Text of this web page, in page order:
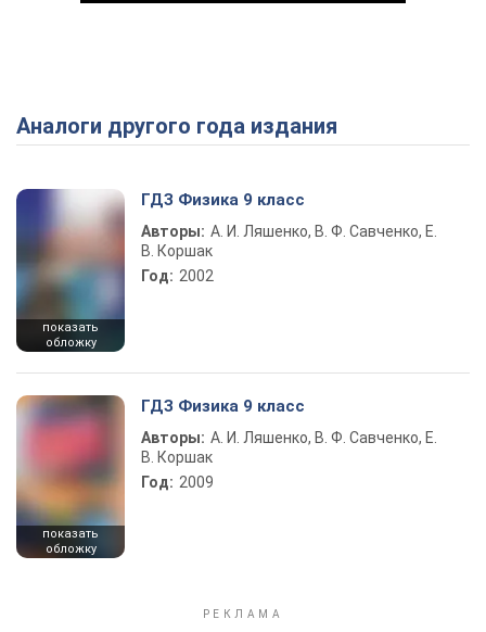
Play Video
Аналоги другого года издания
показать
обложку
ГДЗ Физика 9 класс
Авторы: А. И. Ляшенко, В. Ф. Савченко, Е.
В. Коршак
Год: 2002
показать
обложку
ГДЗ Физика 9 класс
Авторы: А. И. Ляшенко, В. Ф. Савченко, Е.
В. Коршак
Год: 2009